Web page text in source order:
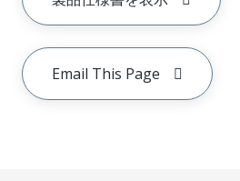
Email This Page